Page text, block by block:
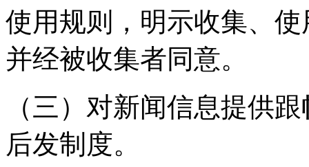
使用规则，明示收集、
并经被收集者同意。
（三）对新闻信息提供
后发制度。